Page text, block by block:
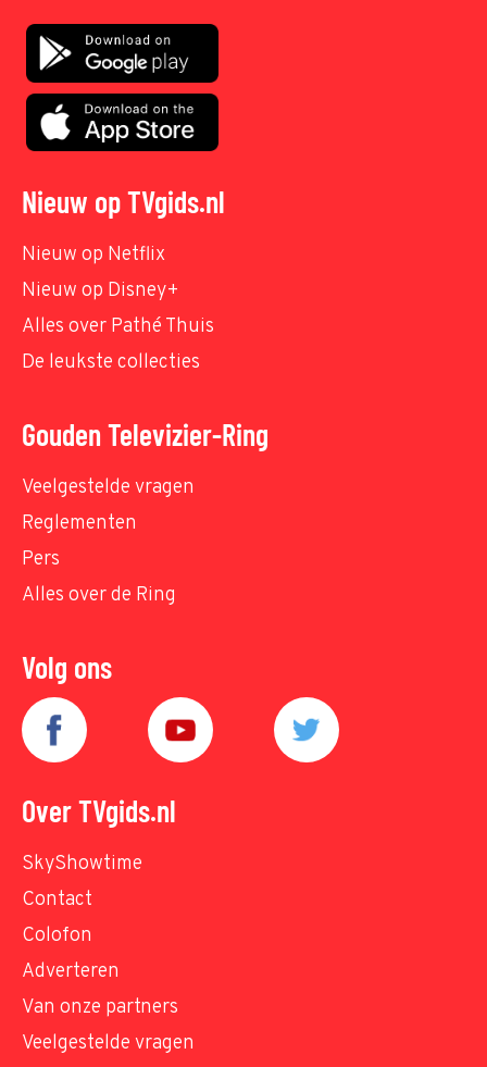
Nieuw op TVgids.nl
Nieuw op Netflix
Nieuw op Disney+
Alles over Pathé Thuis
De leukste collecties
Gouden Televizier-Ring
Veelgestelde vragen
Reglementen
Pers
Alles over de Ring
Volg ons
Over TVgids.nl
SkyShowtime
Contact
Colofon
Adverteren
Van onze partners
Veelgestelde vragen